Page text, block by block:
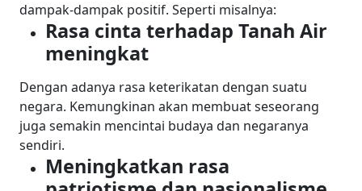
dampak-dampak positif. Seperti misalnya:
Rasa cinta terhadap Tanah Air
meningkat
Dengan adanya rasa keterikatan dengan suatu
negara. Kemungkinan akan membuat seseorang
juga semakin mencintai budaya dan negaranya
sendiri.
Meningkatkan rasa